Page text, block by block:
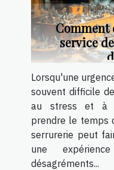
service
Lorsqu'une
souvent difficile
au stress et à
prendre le temps
serrurerie peut
une
désagréments...